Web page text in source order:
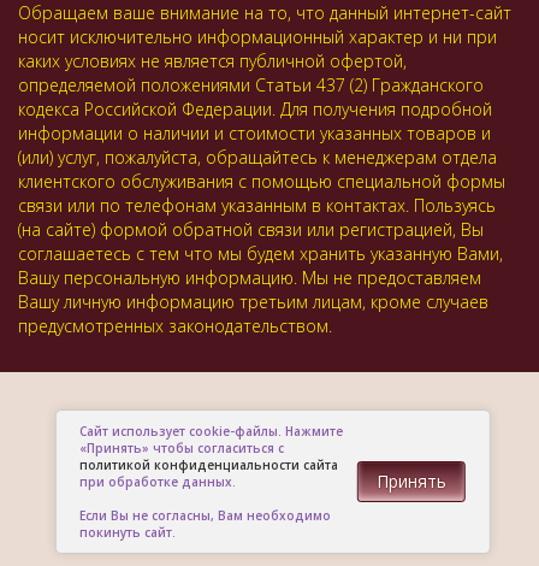
Обращаем ваше внимание на то, что данный интернет-сайт
носит исключительно информационный характер и ни при
каких условиях не является публичной офертой,
определяемой положениями Статьи 437 (2) Гражданского
кодекса Российской Федерации. Для получения подробной
информации о наличии и стоимости указанных товаров и
(или) услуг, пожалуйста, обращайтесь к менеджерам отдела
клиентского обслуживания с помощью специальной формы
связи или по телефонам указанным в контактах. Пользуясь
(на сайте) формой обратной связи или регистрацией, Вы
соглашаетесь с тем что мы будем хранить указанную Вами,
Вашу персональную информацию. Мы не предоставляем
Вашу личную информацию третьим лицам, кроме случаев
предусмотренных законодательством.
Сайт использует cookie-файлы. Нажмите
«Принять» чтобы согласиться с
политикой конфиденциальности сайта
при обработке данных.
Если Вы не согласны, Вам необходимо
покинуть сайт.
Принять